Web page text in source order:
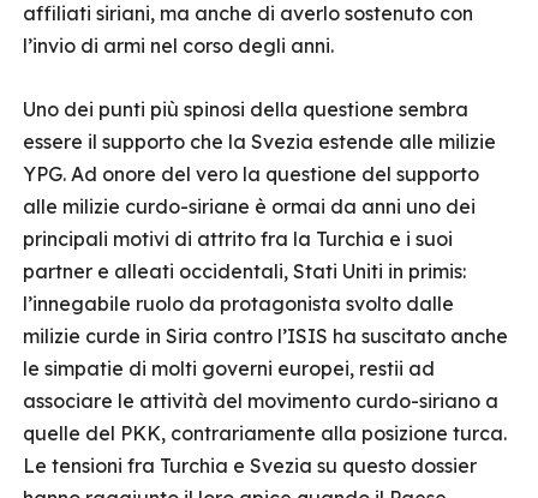
affiliati siriani, ma anche di averlo sostenuto con
l’invio di armi nel corso degli anni.
Uno dei punti più spinosi della questione sembra
essere il supporto che la Svezia estende alle milizie
YPG. Ad onore del vero la questione del supporto
alle milizie curdo-siriane è ormai da anni uno dei
principali motivi di attrito fra la Turchia e i suoi
partner e alleati occidentali, Stati Uniti in primis:
l’innegabile ruolo da protagonista svolto dalle
milizie curde in Siria contro l’ISIS ha suscitato anche
le simpatie di molti governi europei, restii ad
associare le attività del movimento curdo-siriano a
quelle del PKK, contrariamente alla posizione turca.
Le tensioni fra Turchia e Svezia su questo dossier